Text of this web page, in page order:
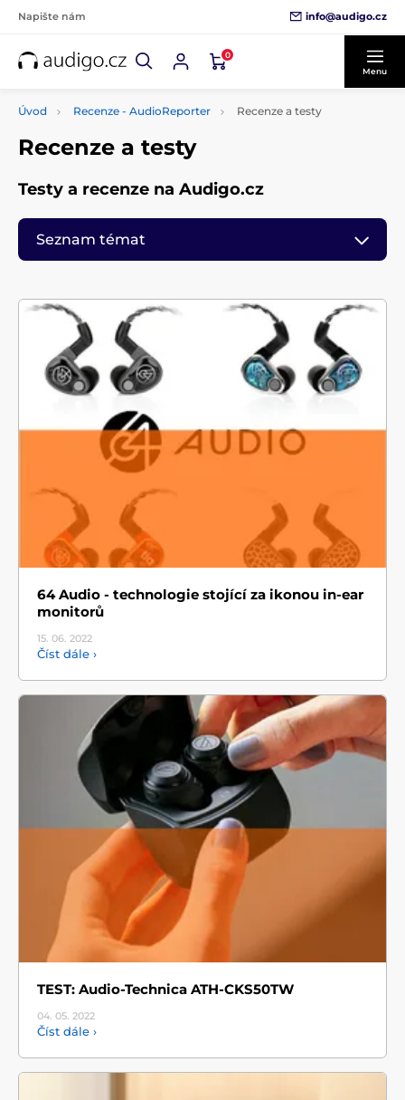
Napište nám info@audigo.cz
0
Menu
Úvod Recenze - AudioReporter Recenze a testy
Recenze a testy
Testy a recenze na Audigo.cz
Seznam témat
64 Audio - technologie stojící za ikonou in-ear
monitorů
15. 06. 2022
Číst dále ›
TEST: Audio-Technica ATH-CKS50TW
04. 05. 2022
Číst dále ›